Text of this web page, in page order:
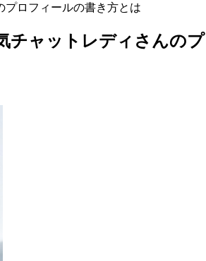
プロフィールの書き方とは
ャットレディさんの